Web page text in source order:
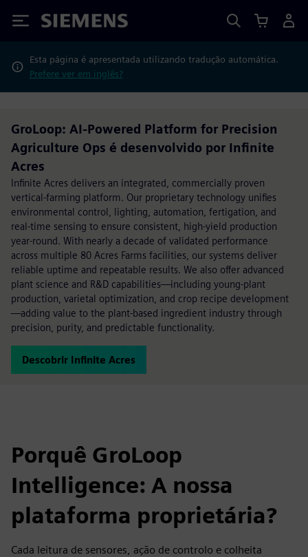
Siemens
Esta página é apresentada utilizando tradução automática.
Prefere ver em inglês?
GroLoop: AI-Powered Platform for Precision
Agriculture Ops é desenvolvido por Infinite
Acres
Infinite Acres delivers an integrated, commercially proven
vertical-farming platform. Our proprietary technology unifies
environmental control, lighting, automation, fertigation, and
real-time sensing to ensure consistent, high-yield production
year-round. With nearly a decade of validated performance
across multiple 80 Acres Farms facilities, our systems deliver
reliable uptime and repeatable results. We also offer advanced
plant science and R&D capabilities—including young-plant
production, varietal optimization, and crop recipe development
—adding value to the plant-based ingredient industry through
precision, purity, and predictable functionality.
Descobrir Infinite Acres
Porquê GroLoop
Intelligence: A nossa
plataforma proprietária?
Cada leitura de sensores, ação de controlo e colheita